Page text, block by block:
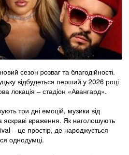
сезон розваг та благодійності.
відбудеться перший у 2026 році
локація – стадіон «Авангард».
три дні емоцій, музики від
яскраві враження. Як наголошують
– це простір, де народжується
однодумці.